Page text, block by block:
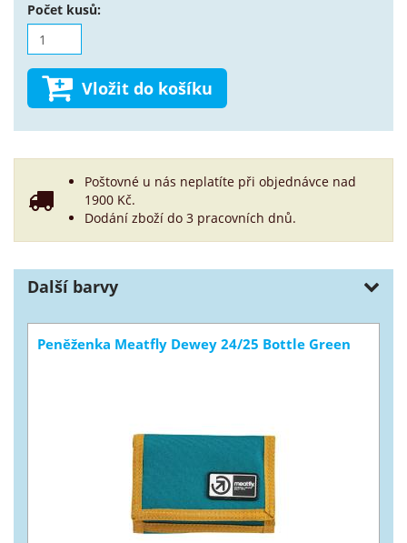
Počet kusů:
Vložit do košíku
Poštovné u nás neplatíte při objednávce nad
1900 Kč.
Dodání zboží do 3 pracovních dnů.
Další barvy
Peněženka Meatfly Dewey 24/25 Bottle Green